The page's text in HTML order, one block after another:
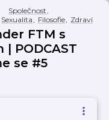
Společnost,
Sexualita, Filosofie, Zdraví
FTM s
| PODCAST
se #5